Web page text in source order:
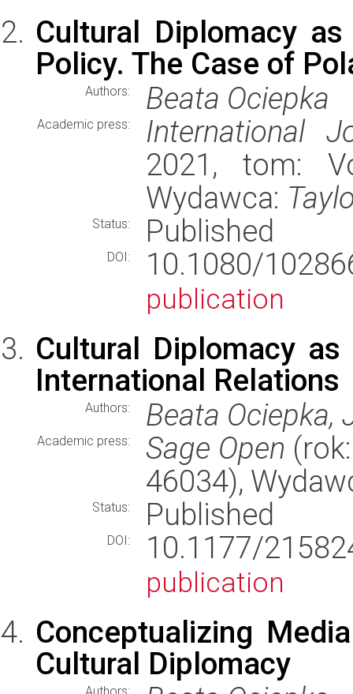
Cultural Diplomacy
Policy. The Case of
Authors: Beata Ociepka
Academic press:
International
2021, tom:
Wydawca:
Status: Published
DOI: 10.1080/
publication
Cultural Diplomacy
International Relations
Authors: Beata Ociepka,
Academic press: Sage Open
46034),
Status: Published
DOI: 10.1177/
publication
Conceptualizing
Cultural Diplomacy